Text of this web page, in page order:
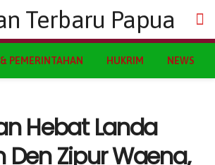
PEMERINTAHAN HUKRIM NEWS
Hebat Landa
Den Zipur Waena,